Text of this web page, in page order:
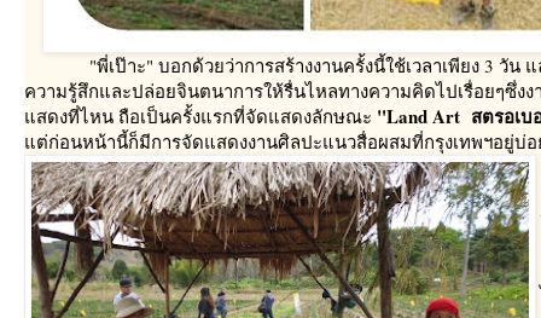
"พี่เป๊าะ" บอกด้วยว่าการสร้างงานครั้งนี้ใช้เวลาเพียง 3 วัน แ
ความรู้สึกและปล่อยจินตนาการให้รื่นไหลทางความคิดไปเรื่อยๆซึ่ง
สดงที่ไหน ถือเป็นครั้งแรกที่จัดแสดงลักษณะ "Land Art สตรอเบ
ต่ก่อนหน้านี้ก็มีการจัดแสดงงานศิลปะแนวสื่อผสมที่กรุงเทพฯอยู่บ่อ